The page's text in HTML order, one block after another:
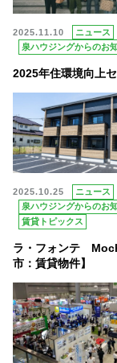
2025.11.10
ニュース
泉ハウジングからのお
2025年住環境向上
2025.10.25
ニュース
泉ハウジングからのお
賃貸トピックス
ラ・フォンテ
市：賃貸物件】